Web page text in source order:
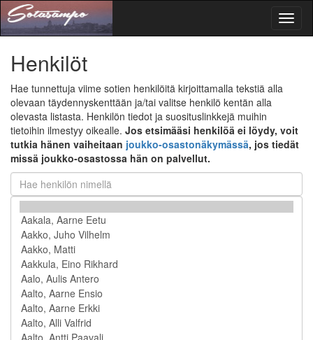
Henkilöt
Hae tunnettuja viime sotien henkilöitä kirjoittamalla tekstiä alla
olevaan täydennyskenttään ja/tai valitse henkilö kentän alla
olevasta listasta. Henkilön tiedot ja suosituslinkkejä muihin
tietoihin ilmestyy oikealle. Jos etsimääsi henkilöä ei löydy, voit
tutkia hänen vaiheitaan joukko-osastonäkymässä, jos tiedät
missä joukko-osastossa hän on palvellut.